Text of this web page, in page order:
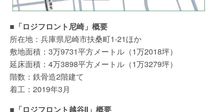
■「ロジフロント尼崎」概要
所在地：兵庫県尼崎市扶桑町1-21ほか
敷地面積：3万9731平方メートル（1万2018坪）
延床面積：4万3898平方メートル（1万3279坪）
階数：鉄骨造2階建て
着工：2019年3月
■「ロジフロント越谷II」概要